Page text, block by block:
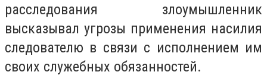
расследования злоумышленник
высказывал угрозы применения насилия
следователю в связи с исполнением им
своих служебных обязанностей.